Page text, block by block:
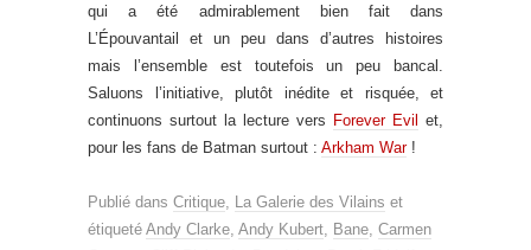
qui a été admirablement bien fait dans
L’Épouvantail et un peu dans d’autres histoires
mais l’ensemble est toutefois un peu bancal.
Saluons l’initiative, plutôt inédite et risquée, et
continuons surtout la lecture vers Forever Evil
et,
pour les fans de Batman surtout : Arkham War!
Publié dans Critique La Galerie des Vilains et
étiqueté Andy Clarke Andy Kubert Bane Carmen